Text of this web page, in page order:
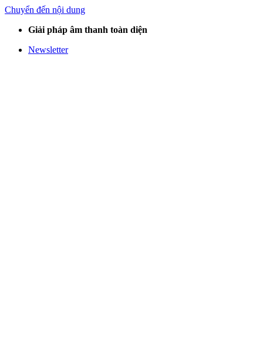
Chuyển đến nội dung
Giải pháp âm thanh toàn diện
Newsletter